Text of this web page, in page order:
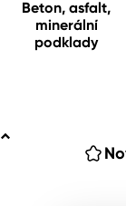
Beton, asfalt,
minerální
podklady